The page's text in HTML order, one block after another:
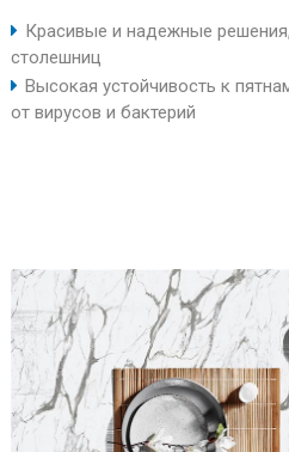
Красивые и надежные
столешниц
Высокая устойчивость к
от вирусов и бактерий